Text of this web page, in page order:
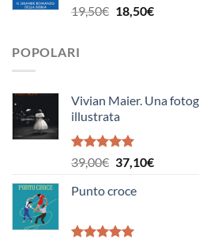
7,00€.6,70€.
19,50€ Il
18,50€Il
POPOLARI
Vivian Maier. Una
illustrata
Valutato
5.00
39,00€ Il
originale
39,00€.
37,10€Il
Punto croce